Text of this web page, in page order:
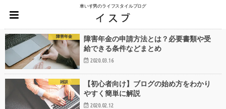
車いす男のライフスタイルブログ
障害年金
障害年金の申請方法とは？必要書類や受
給できる条件などまとめ
2020.03.16
雑談
【初心者向け】ブログの始め方をわかり
やすく簡単に解説
2020.02.12